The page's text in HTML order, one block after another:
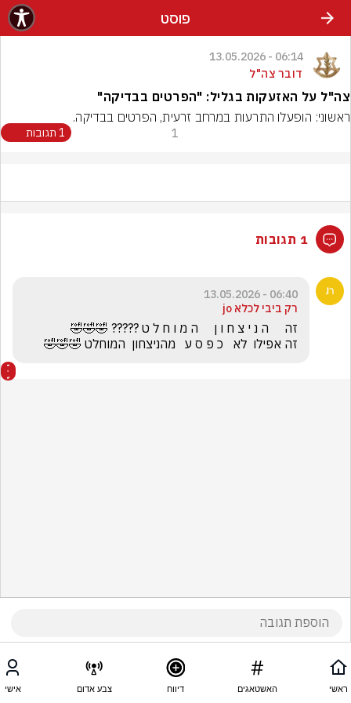
פוסט
06:14 - 13.05.2026
דובר צה"ל
צה"ל על האזעקות בגליל: "הפרטים בבדיקה"
ראשוני: הופעלו התרעות במרחב זרעית, הפרטים בבדיקה.
1 1 תגובות
1 תגובות
06:40 - 13.05.2026
רק ביבי לכלא jo
זה אפילו  לא   כ פ ס ע   מהניצחון  המוחלט 🤣🤣🤣
ראשי האשטאגים דיווח צבע אדום אישי